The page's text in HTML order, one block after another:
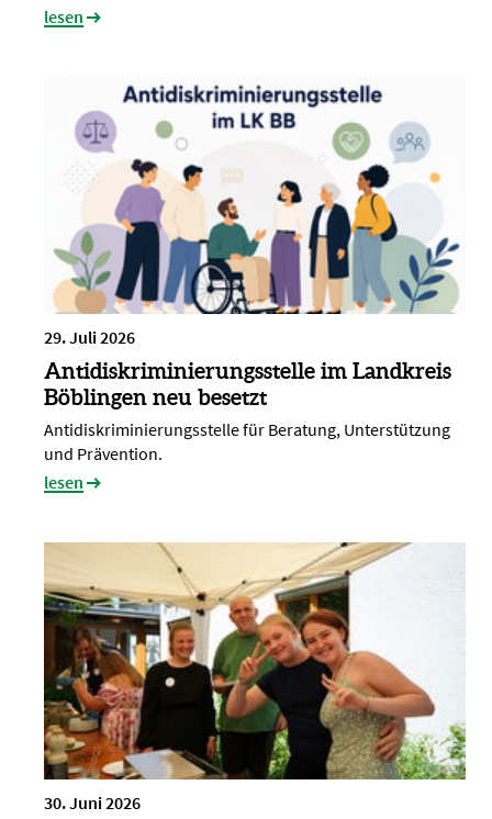
lesen
29. Juli 2026
Antidiskriminierungsstelle im Landkreis
Böblingen neu besetzt
Antidiskriminierungsstelle für Beratung, Unterstützung
und Prävention.
lesen
30. Juni 2026